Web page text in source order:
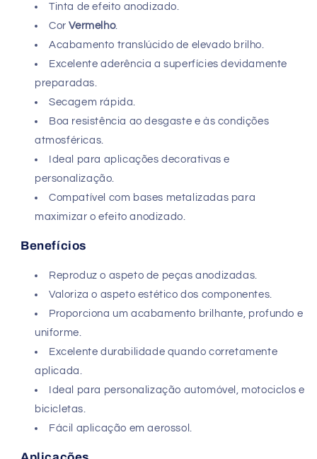
Tinta de efeito anodizado.
CorVermelho.
Acabamento translúcido de elevado brilho.
Excelente aderência a superfícies devidamente
preparadas.
Secagem rápida.
Boa resistência ao desgaste e às condições
atmosféricas.
Ideal para aplicações decorativas e
personalização.
Compatível com bases metalizadas para
maximizar o efeito anodizado.
Benefícios
Reproduz o aspeto de peças anodizadas.
Valoriza o aspeto estético dos componentes.
Proporciona um acabamento brilhante, profundo e
uniforme.
Excelente durabilidade quando corretamente
aplicada.
Ideal para personalização automóvel, motociclos e
bicicletas.
Fácil aplicação em aerossol.